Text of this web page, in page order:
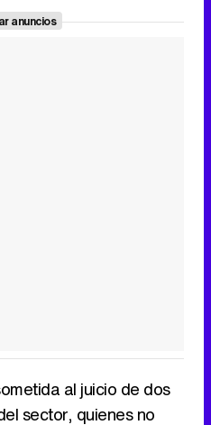
anuncios
al juicio de dos
sector, quienes no